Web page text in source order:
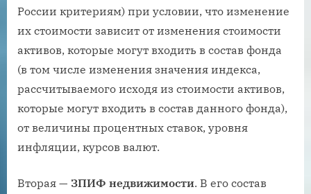
России критериям) при условии, что изменение
их стоимости зависит от изменения стоимости
активов, которые могут входить в состав фонда
(в том числе изменения значения индекса,
рассчитываемого исходя из стоимости активов,
которые могут входить в состав данного фонда),
от величины процентных ставок, уровня
инфляции, курсов валют.
Вторая — ЗПИФ недвижимости. В его состав